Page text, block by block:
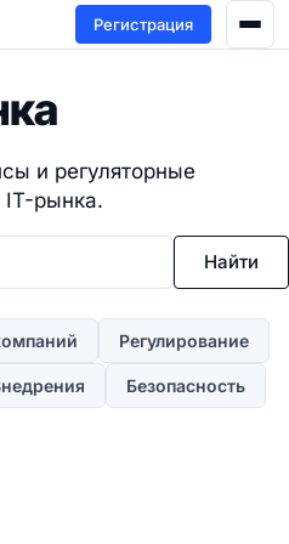
Регистрация
и регуляторные
IT-рынка.
Найти
Регулирование
Безопасность